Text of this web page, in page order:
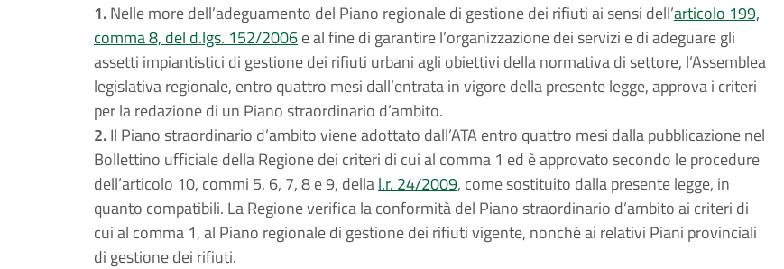
1.Nelle more dell’adeguamento del Piano regionale di gestione dei rifiuti ai sensi dell’articolo 199,
comma 8, del d.lgs. 152/2006e al fine di garantire l’organizzazione dei servizi e di adeguare gli
assetti impiantistici di gestione dei rifiuti urbani agli obiettivi della normativa di settore, l’Assemblea
legislativa regionale, entro quattro mesi dall’entrata in vigore della presente legge, approva i criteri
per la redazione di un Piano straordinario d’ambito.
2.Il Piano straordinario d’ambito viene adottato dall’ATA entro quattro mesi dalla pubblicazione nel
Bollettino ufficiale della Regione dei criteri di cui al comma 1 ed è approvato secondo le procedure
dell’articolo 10, commi 5, 6, 7, 8 e 9, dellal.r. 24/2009, come sostituito dalla presente legge, in
quanto compatibili. La Regione verifica la conformità del Piano straordinario d’ambito ai criteri di
cui al comma 1, al Piano regionale di gestione dei rifiuti vigente, nonché ai relativi Piani provinciali
di gestione dei rifiuti.